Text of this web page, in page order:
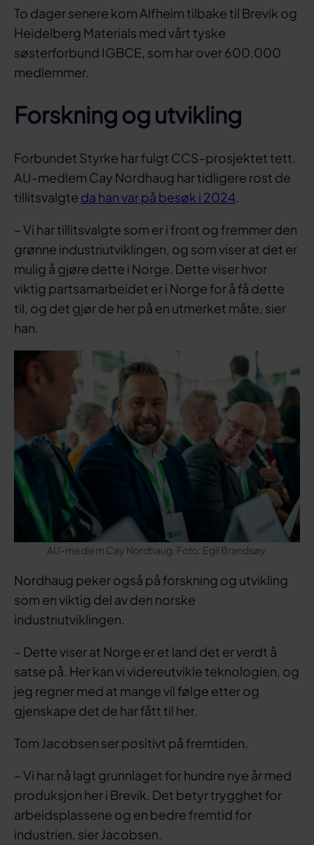
To dager senere kom Alfheim tilbake til Brevik og
Heidelberg Materials med vårt tyske
søsterforbund IGBCE, som har over 600.000
medlemmer.
Forskning og utvikling
Forbundet Styrke har fulgt CCS-prosjektet tett.
AU-medlem Cay Nordhaug har tidligere rost de
tillitsvalgte da han var på besøk i 2024.
– Vi har tillitsvalgte som er i front og fremmer den
grønne industriutviklingen, og som viser at det er
mulig å gjøre dette i Norge. Dette viser hvor
viktig partsamarbeidet er i Norge for å få dette
til, og det gjør de her på en utmerket måte, sier
han.
AU-medlem Cay Nordhaug. Foto: Egil Brandsøy.
Nordhaug peker også på forskning og utvikling
som en viktig del av den norske
industriutviklingen.
– Dette viser at Norge er et land det er verdt å
satse på. Her kan vi videreutvikle teknologien, og
jeg regner med at mange vil følge etter og
gjenskape det de har fått til her.
Tom Jacobsen ser positivt på fremtiden.
– Vi har nå lagt grunnlaget for hundre nye år med
produksjon her i Brevik. Det betyr trygghet for
arbeidsplassene og en bedre fremtid for
industrien, sier Jacobsen.